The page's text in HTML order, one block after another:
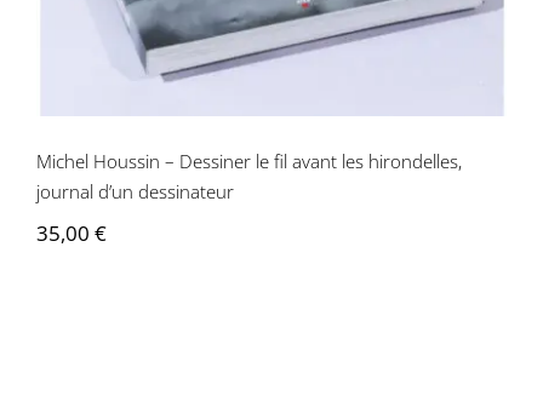
Michel Houssin – Dessiner le fil avant les hirondelles,
journal d’un dessinateur
35,00 €